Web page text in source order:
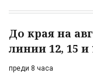
До края на
линии 12, 15 и
преди 8 часа